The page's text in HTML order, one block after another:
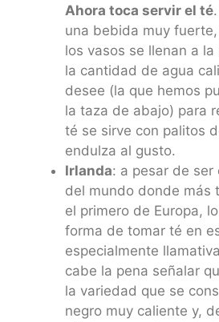
Ahora toca servir el té
una bebida muy
los vasos se llenan a
la cantidad de agua
desee (la que hemos
la taza de abajo) para
té se sirve con palitos
endulza al gusto.
Irlanda: a pesar de ser
del mundo donde más
el primero de Europa,
forma de tomar té en
especialmente
cabe la pena señalar
la variedad que se
negro muy caliente y,